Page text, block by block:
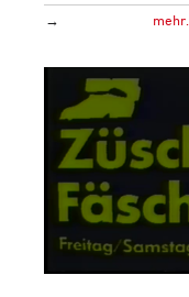
→
mehr…